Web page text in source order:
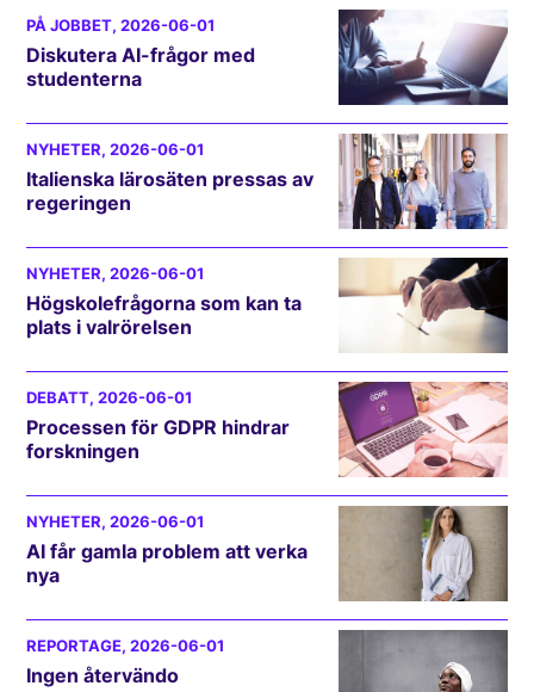
PÅ JOBBET, 2026-06-01
Diskutera AI-frågor med
studenterna
NYHETER, 2026-06-01
Italienska lärosäten pressas av
regeringen
NYHETER, 2026-06-01
Högskolefrågorna som kan ta
plats i valrörelsen
DEBATT, 2026-06-01
Processen för GDPR hindrar
forskningen
NYHETER, 2026-06-01
AI får gamla problem att verka
nya
REPORTAGE, 2026-06-01
Ingen återvändo